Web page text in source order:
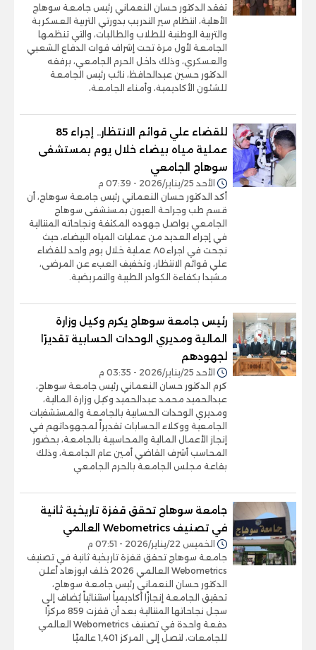
تفقد الدكتور حسان النعماني رئيس جامعة سوهاج
الأهلية، انتظام سير التدريب بدورتي التربية العسكرية
والتربية الوطنية للطلاب والطالبات، والتي تنظمها
الجامعة لأول مرة تحت إشراف قوات الدفاع الشعبي
والعسكري، وذلك داخل الحرم الجامعي، برفقه
الدكتور حسين عبدالحافظ، نائب رئيس الجامعة
للشئون الأكاديمية، وأمناء الجامعة،
للقضاء علي قوائم الانتظار.. إجراء 85
عملية مياه بيضاء خلال يوم بمستشفى
سوهاج الجامعي
الأحد 25/يناير/2026 - 07:39 م
أكد الدكتور حسان النعماني رئيس جامعة سوهاج، أن
قسم طب وجراحة العيون بمستشفى سوهاج
الجامعي يواصل جهوده المكثفة ونجاحاته المتتالية
في إجراء العديد من عمليات المياه البيضاء، حيث
نجحت في اجراء ٨٥ عملية خلال يوم واحد للقضاء
علي قوائم الانتظار، وتخفيف العبء عن المرضى،
مشيدا بكفاءة الكوادر الطبية والتمريضية.
رئيس جامعة سوهاج يكرم وكيل وزارة
المالية ومديري الوحدات الحسابية تقديرًا
لجهودهم
الأحد 25/يناير/2026 - 03:35 م
كرم الدكتور حسان النعماني رئيس جامعة سوهاج،
عبدالحميد محمد عبدالحميد وكيل وزارة المالية،
ومديري الوحدات الحسابية بالجامعة والمستشفيات
الجامعية ووكلاء الحسابات تقديراً لمجهوداتهم في
إنجاز الأعمال المالية والمحاسبية بالجامعة، بحضور
المحاسب أشرف القاضي أمين عام الجامعة، وذلك
بقاعة مجلس الجامعة بالحرم الجامعي
جامعة سوهاج تحقق قفزة تاريخية ثانية
في تصنيف Webometrics العالمي
الخميس 22/يناير/2026 - 07:51 م
جامعة سوهاج تحقق قفزة تاريخية ثانية في تصنيف
Webometrics العالمي 2026 خلف ابوزهاد أعلن
الدكتور حسان النعماني رئيس جامعة سوهاج،
تحقيق الجامعة إنجازًا أكاديمياً استثنائياً يُضاف إلى
سجل نجاحاتها المتتالية بعد أن قفزت 859 مركزًا
دفعة واحدة في تصنيف Webometrics العالمي
للجامعات، لتصل إلى المركز 1,401 عالميًا